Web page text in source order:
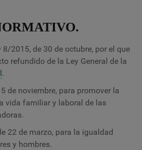
8/2015, de 30 de octubre, por el que
refundido de la Ley General de la
.
de noviembre, para promover la
vida familiar y laboral de las
22 de marzo, para la igualdad
y hombres.